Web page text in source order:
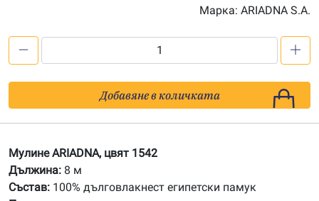
Марка: ARIADNA S.A.
Мулине
АRIADNA
Добавяне в количката
Мулине ARIADNA, цвят 1542
Дължина: 8 м
Състав: 100% дълговлакнест египетски памук